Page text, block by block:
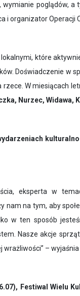
poglądów, a
i organizator Operacji
które
Doświadczenie w
W miesiącach
Nurzec, Widawa,
eksperta w
nam na tym, aby
w ten sposób
Nasze akcje
– wyjaśnia
Festiwal Wielu